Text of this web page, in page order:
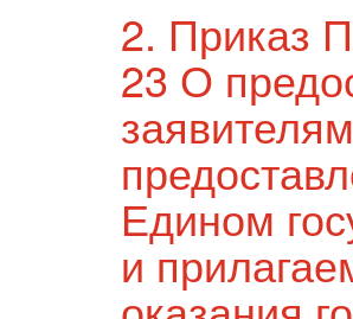
2. Приказ
23 О
Едином
и